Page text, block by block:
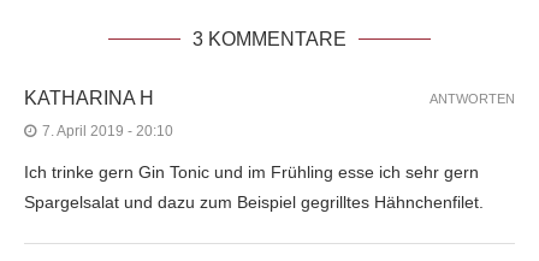
3 KOMMENTARE
KATHARINA H
7. April 2019 - 20:10
Ich trinke gern Gin Tonic und im Frühling esse ich sehr gern
Spargelsalat und dazu zum Beispiel gegrilltes Hähnchenfilet.
ANTWORTEN